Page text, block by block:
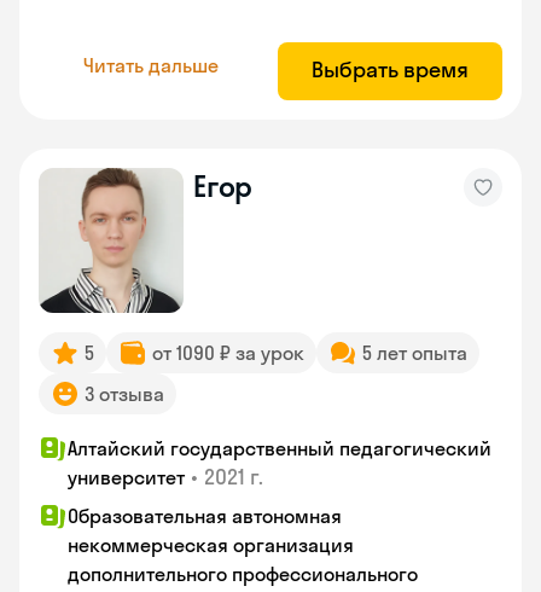
Читать дальше Выбрать время
Егор
5 от 1090 ₽ за урок
5 лет опыта
3 отзыва
Алтайский государственный педагогический
университет • 2021 г.
Образовательная автономная
некоммерческая организация
дополнительного профессионального